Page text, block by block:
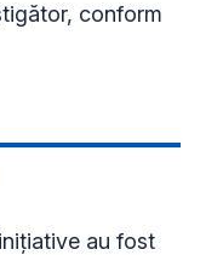
conform
au fost